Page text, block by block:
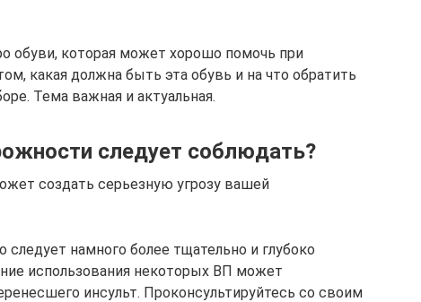
обуви, которая может хорошо помочь при
какая должна быть эта обувь и на что обратить
Тема важная и актуальная.
следует соблюдать?
создать серьезную угрозу вашей
следует намного более тщательно и глубоко
использования некоторых ВП может
инсульт. Проконсультируйтесь со своим